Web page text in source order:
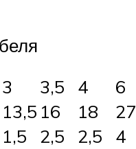
3 3,5 4 6
13,5 16 18 27
1,5 2,5 2,5 4